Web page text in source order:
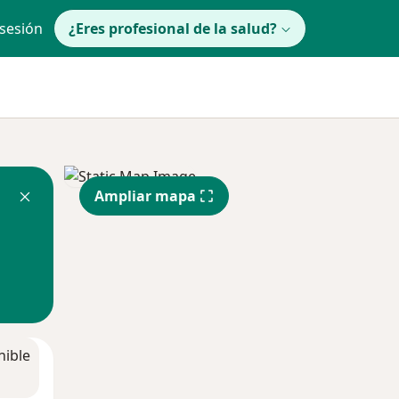
¿Eres profesional de la salud?
Ampliar mapa